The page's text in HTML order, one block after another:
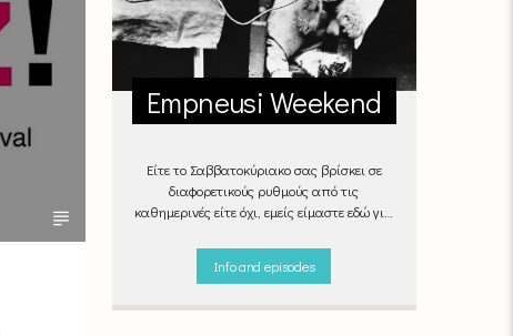
Empneusi Weekend
Είτε το Σαββατοκύριακο σας βρίσκει σε
διαφορετικούς ρυθμούς από τις
καθημερινές είτε όχι, εμείς είμαστε εδώ για
μέρες της εβδομάδας, δημιουργώντας μία
μελωδική συνήθεια για ό,τι κι αν κάνετε.
Info and episodes